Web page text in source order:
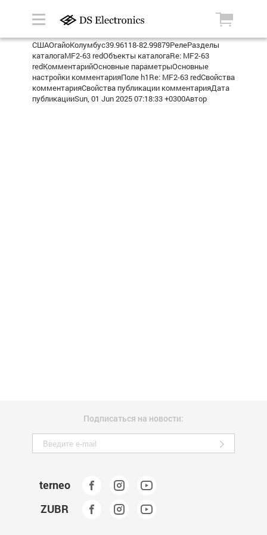
СШАОгайоКолумбус39.96118-82.99879РелеРазделы
каталогаMF2-63 redОбъекты каталогаRe: MF2-63
redКомментарийОсновные параметрыОсновные
настройки комментарияПоле h1Re: MF2-63 redСвойства
комментарияСвойства публикации комментарияДата
публикацииSun, 01 Jun 2025 07:18:33 +0300Автор
Подписаться на новости:
terneo
ZUBR